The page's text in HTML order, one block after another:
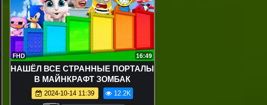
FHD 16:49
НАШЁЛ ВСЕ СТРАННЫЕ ПОРТАЛЫ
В МАЙНКРАФТ ЗОМБАК
2024-10-14 11:39 12.2K